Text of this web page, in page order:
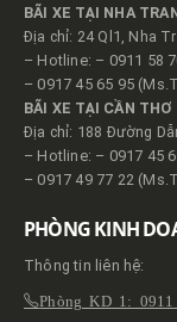
BÃI XE TẠI NHA
Địa chỉ: 24 Ql1, Nha
– Hotline: – 0911 58
– 0917 45 65 95
BÃI XE TẠI CẦN THƠ
Địa chỉ: 188 Đường
– Hotline: – 0917 45
– 0917 49 77 22
PHÒNG KINH
Thông tin liên hệ:
Phòng KD 1: